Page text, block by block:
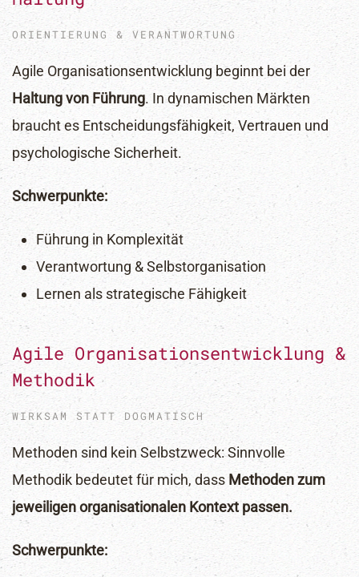
ORIENTIERUNG & VERANTWORTUNG
Agile Organisationsentwicklung beginnt bei der
Haltung von Führung. In dynamischen Märkten
braucht es Entscheidungsfähigkeit, Vertrauen und
psychologische Sicherheit.
Schwerpunkte:
Führung in Komplexität
Verantwortung & Selbstorganisation
Lernen als strategische Fähigkeit
Agile Organisationsentwicklung &
Methodik
WIRKSAM STATT DOGMATISCH
Methoden sind kein Selbstzweck:Sinnvolle
Methodik bedeutet für mich, dass Methoden zum
jeweiligen organisationalen Kontext passen.
Schwerpunkte: